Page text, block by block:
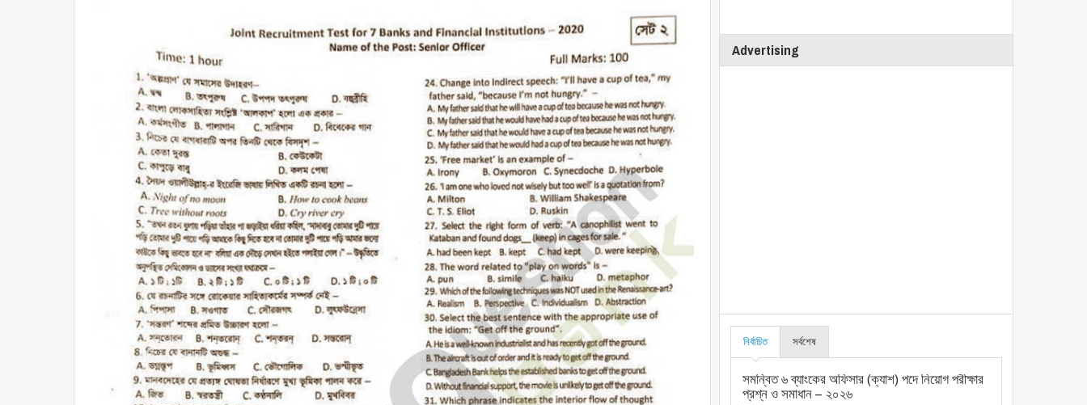
Advertising
নির্বাচিত সর্বশেষ
সমন্বিত ৬ ব্যাংকের অফিসার (ক্যাশ) পদে নিয়োগ পরীক্ষার
প্রশ্ন ও সমাধান – ২০২৬